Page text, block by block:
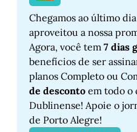
Chegamos ao último
aproveitou a nossa
Agora, você tem 7 dias
benefícios de ser
planos Completo ou
de desconto em todo o
Dublinense! Apoie o
de Porto Alegre!